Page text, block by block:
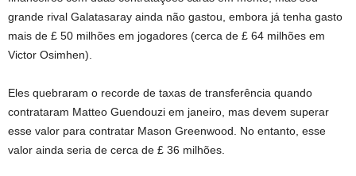
grande rival Galatasaray ainda não gastou, embora já tenha gasto
mais de £ 50 milhões em jogadores (cerca de £ 64 milhões em
Victor Osimhen).
Eles quebraram o recorde de taxas de transferência quando
contrataram Matteo Guendouzi em janeiro, mas devem superar
esse valor para contratar Mason Greenwood. No entanto, esse
valor ainda seria de cerca de £ 36 milhões.